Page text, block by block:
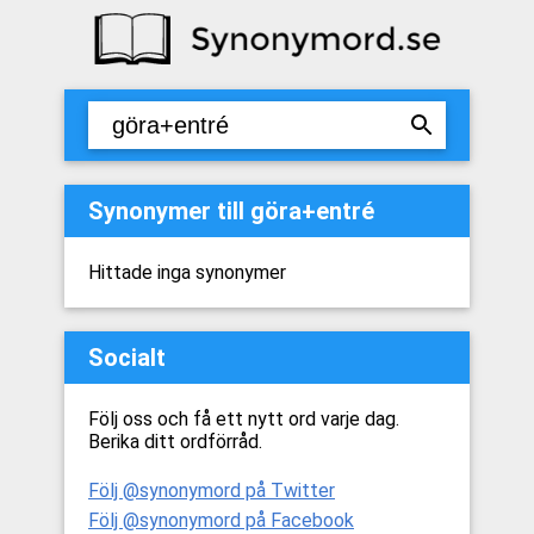
Synonymer till göra+entré
Hittade inga synonymer
Socialt
Följ oss och få ett nytt ord varje dag.
Berika ditt ordförråd.
Följ @synonymord på Twitter
Följ @synonymord på Facebook